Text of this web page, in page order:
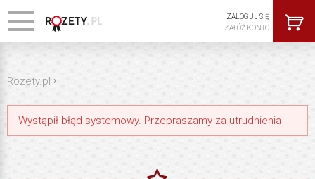
ZALOGUJ SIĘ
ZAŁÓŻ KONTO
Rozety.pl ›
Wystąpił błąd systemowy. Przepraszamy za utrudnienia